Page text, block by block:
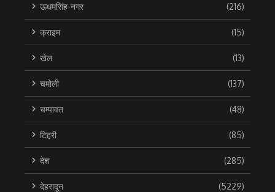
ऊधमसिंह-नगर (216)
क्राइम (15)
खेल (13)
चमोली (137)
चम्पावत (48)
टिहरी (85)
देश (285)
देहरादून (5229)